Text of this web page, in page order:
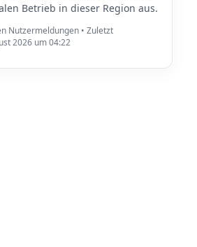
Betrieb in dieser Region aus.
Nutzermeldungen • Zuletzt
2026 um 04:22